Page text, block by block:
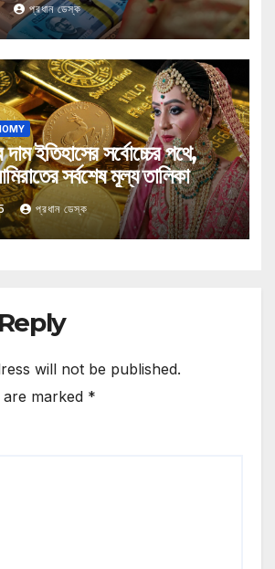
প্রধান ডেস্ক
দাম ইতিহাসের সর্বোচ্চের পথে,
সর্বশেষ মূল্য তালিকা
প্রধান ডেস্ক
will not be published.
are marked *